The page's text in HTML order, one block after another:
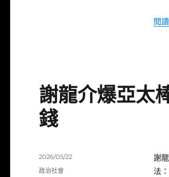
閱
深
度
分
析〉
謝龍介爆亞太
錢
謝
法
發
佈
2026/05/22
分
政治社會